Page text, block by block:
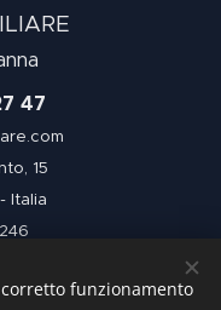
47
15
Italia
funzionamento